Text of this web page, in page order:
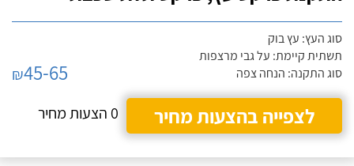
סוג העץ: עץ בוק
תשתית קיימת: על גבי מרצפות
סוג התקנה: הנחה צפה
₪45-65
לצפייה בהצעות מחיר
0 הצעות מחיר